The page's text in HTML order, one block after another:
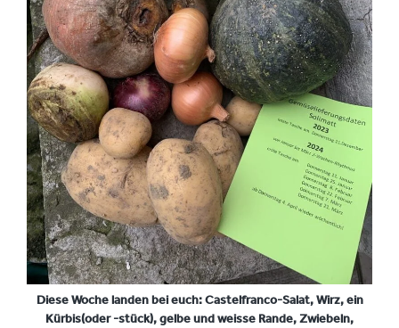
Diese Woche landen bei euch: Castelfranco-Salat, Wirz, ein
Kürbis(oder -stück), gelbe und weisse Rande, Zwiebeln,